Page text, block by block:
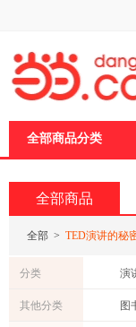
全部商品分类
全部商品
全部 > TED演讲的秘
分类 演
其他分类 图
页
加